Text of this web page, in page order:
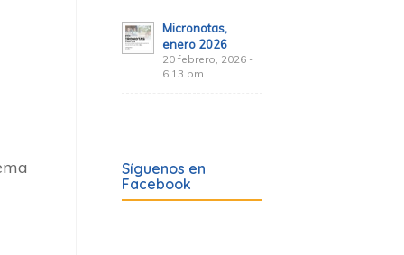
Micronotas,
enero 2026
20 febrero, 2026 -
6:13 pm
Síguenos en
Facebook